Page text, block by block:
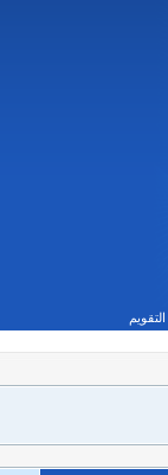
التقويم